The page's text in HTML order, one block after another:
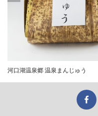
河口湖温泉郷 温泉まんじゅう